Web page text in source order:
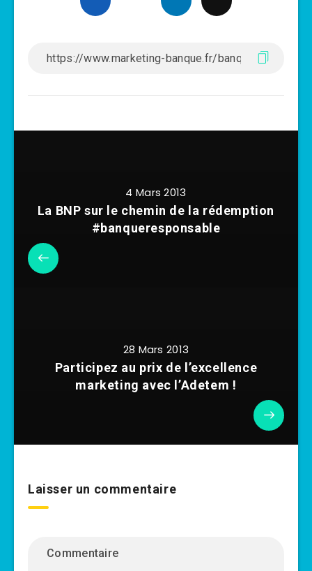
4 Mars 2013
La BNP sur le chemin de la rédemption
#banqueresponsable
28 Mars 2013
Participez au prix de l’excellence
marketing avec l’Adetem !
Laisser un commentaire